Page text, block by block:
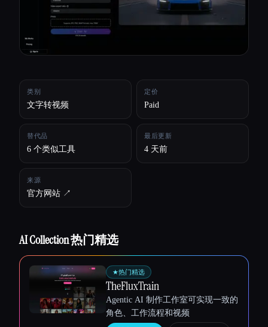
类别
文字转视频
定价
Paid
替代品
6 个类似工具
最后更新
4 天前
来源
官方网站 ↗︎
AI Collection 热门精选
★热门精选
TheFluxTrain
Agentic AI 制作工作室可实现一致的
角色、工作流程和视频